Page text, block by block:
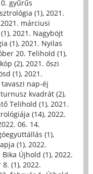
gyűrűs
(1), 2021.
2021. márciusi
, 2021. Nagyböjt
(1), 2021. Nyilas
20. Telihold (1),
(2), 2021. őszi
(1), 2021.
tavaszi nap-éj
kvadrát (2),
Telihold (1), 2021.
(14), 2022.
06. 14.
(1),
(1), 2022.
Bika Újhold (1), 2022.
8. (1), 2022.